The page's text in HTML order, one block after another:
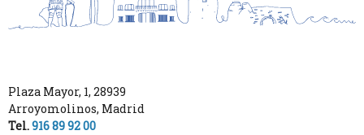
Plaza Mayor, 1, 28939
Arroyomolinos, Madrid
Tel.916 89 92 00